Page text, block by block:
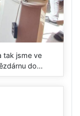
tak jsme ve
do...